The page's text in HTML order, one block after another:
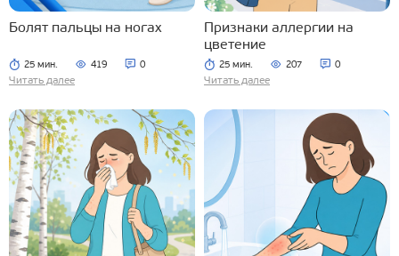
Болят пальцы на ногах
25 мин. 419 0
Читать далее
Признаки аллергии на
цветение
25 мин. 207 0
Читать далее